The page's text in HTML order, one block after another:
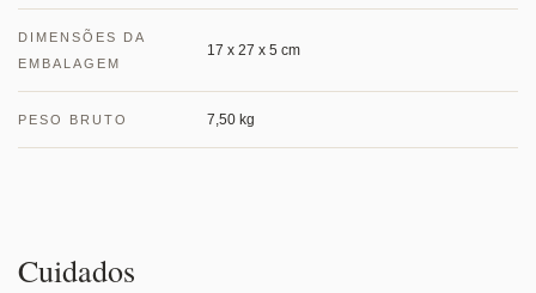
DIMENSÕES DA
EMBALAGEM
17 x 27 x 5 cm
PESO BRUTO 7,50 kg
Cuidados